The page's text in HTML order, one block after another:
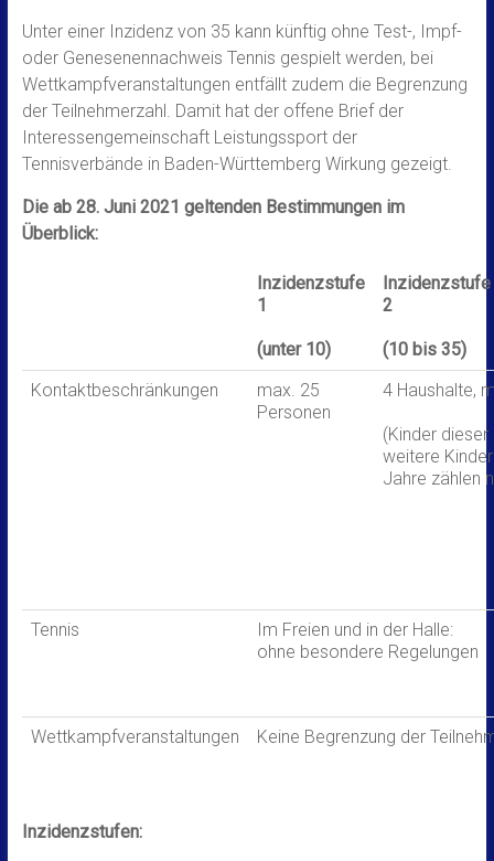
Unter einer Inzidenz von 35 kann künftig ohne Test-, Impf-
oder Genesenennachweis Tennis gespielt werden, bei
Wettkampfveranstaltungen entfällt zudem die Begrenzung
der Teilnehmerzahl. Damit hat der offene Brief der
Interessengemeinschaft Leistungssport der
Tennisverbände in Baden-Württemberg Wirkung gezeigt.
Die ab 28. Juni 2021 geltenden Bestimmungen im
Überblick:
Inzidenzstufe
1
(unter 10)
Inzidenzstufe
2
(10 bis 35)
Kontaktbeschränkungen
max. 25
Personen
4 Haushalte,
(Kinder dieser
weitere
Jahre zählen
Tennis
Im Freien und in der Halle:
ohne besondere Regelungen
Wettkampfveranstaltungen Keine Begrenzung der
Inzidenzstufen: